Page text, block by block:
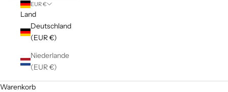
EUR €
Land
Deutschland
(EUR €)
Niederlande
(EUR €)
Warenkorb